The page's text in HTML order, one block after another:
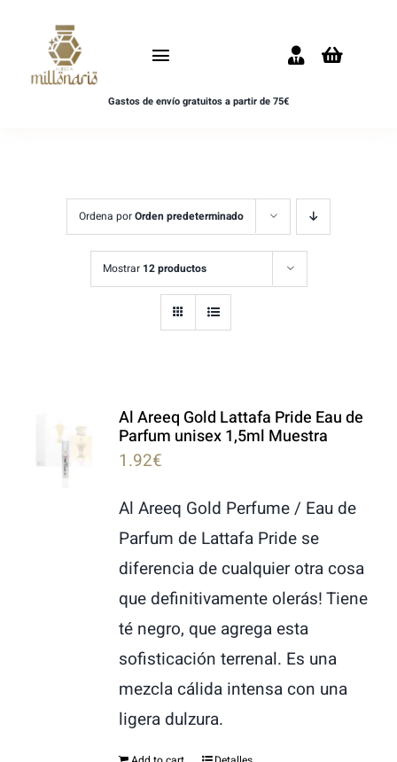
contenido
Toggle
Navigation
MARCAS
Gastos de envío gratuitos a partir de 75€
Ordena porOrden predeterminado
Mostrar 12 productos
Al Areeq Gold Lattafa Pride Eau de
Parfum unisex 1,5ml Muestra
1.92€
Al Areeq Gold Perfume / Eau de
Parfum de Lattafa Pride se
diferencia de cualquier otra cosa
que definitivamente olerás! Tiene
té negro, que agrega esta
sofisticación terrenal. Es una
mezcla cálida intensa con una
ligera dulzura.